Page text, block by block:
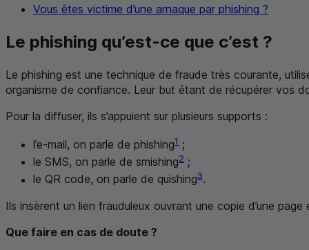
Vous êtes victime d’une arnaque par phishing ?
Le phishing qu’est-ce que c’est ?
Le phishing est une technique de fraude très courante,
organisme de confiance. Leur but étant de récupérer vos
Pour la diffuser, ils s’appuient sur plusieurs supports :
l’e-mail, on parle de phishing1 ;
le SMS, on parle de smishing2 ;
le QR code, on parle de quishing3.
Ils insèrent un lien frauduleux ouvrant une copie d’une
Que faire en cas de doute ?